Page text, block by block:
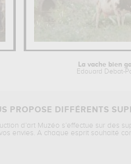
La vache bien
Edouard Debat-
PROPOSE DIFFÉRENTS
d’art Muzéo s’effectue sur des
envies. A chaque esprit souhaité